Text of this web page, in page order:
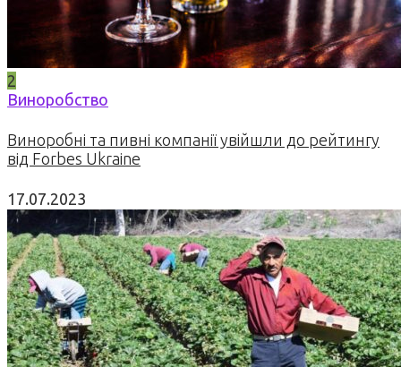
2
Виноробство
Виноробні та пивні компанії увійшли до рейтингу
від Forbes Ukraine
17.07.2023